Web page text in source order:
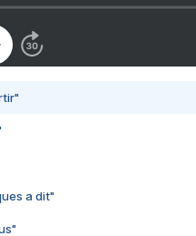
a dit"